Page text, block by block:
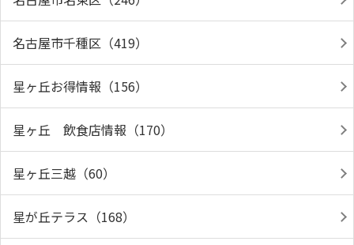
名古屋市千種区（419）
星ヶ丘お得情報（156）
星ヶ丘 飲食店情報（170）
星ヶ丘三越（60）
星が丘テラス（168）